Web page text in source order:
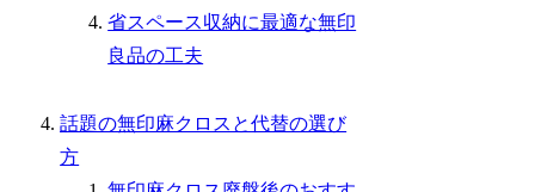
省スペース収納に最適な無印
良品の工夫
話題の無印麻クロスと代替の選び
方